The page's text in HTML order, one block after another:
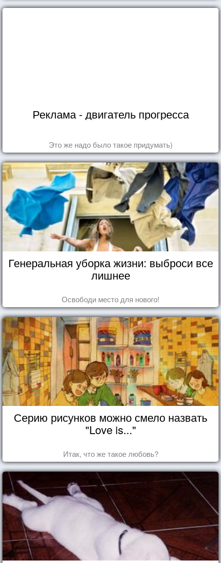
Реклама - двигатель прогресса
Это же надо было такое придумать)
Генеральная уборка жизни: выброси все
лишнее
Освободи место для нового!
Серию рисунков можно смело назвать
"Love is..."
Итак, что же такое любовь?